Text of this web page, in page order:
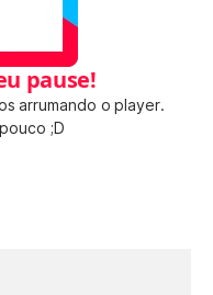
pause!
arrumando o player.
;D